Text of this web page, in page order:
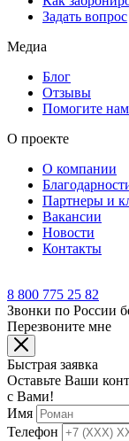
Задать вопрос
Медиа
Блог
Отзывы
Помогите
О проекте
О компании
Партнеры и
Вакансии
Новости
Контакты
8 800 775 25 82
Звонки по России
Перезвоните мне
Быстрая заявка
Оставьте Ваши
с Вами!
Имя
Телефон